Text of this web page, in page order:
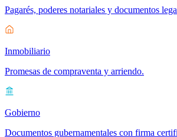
Pagarés, poderes notariales y documentos
Inmobiliario
Promesas de compraventa y arriendo.
Gobierno
Documentos gubernamentales con firma